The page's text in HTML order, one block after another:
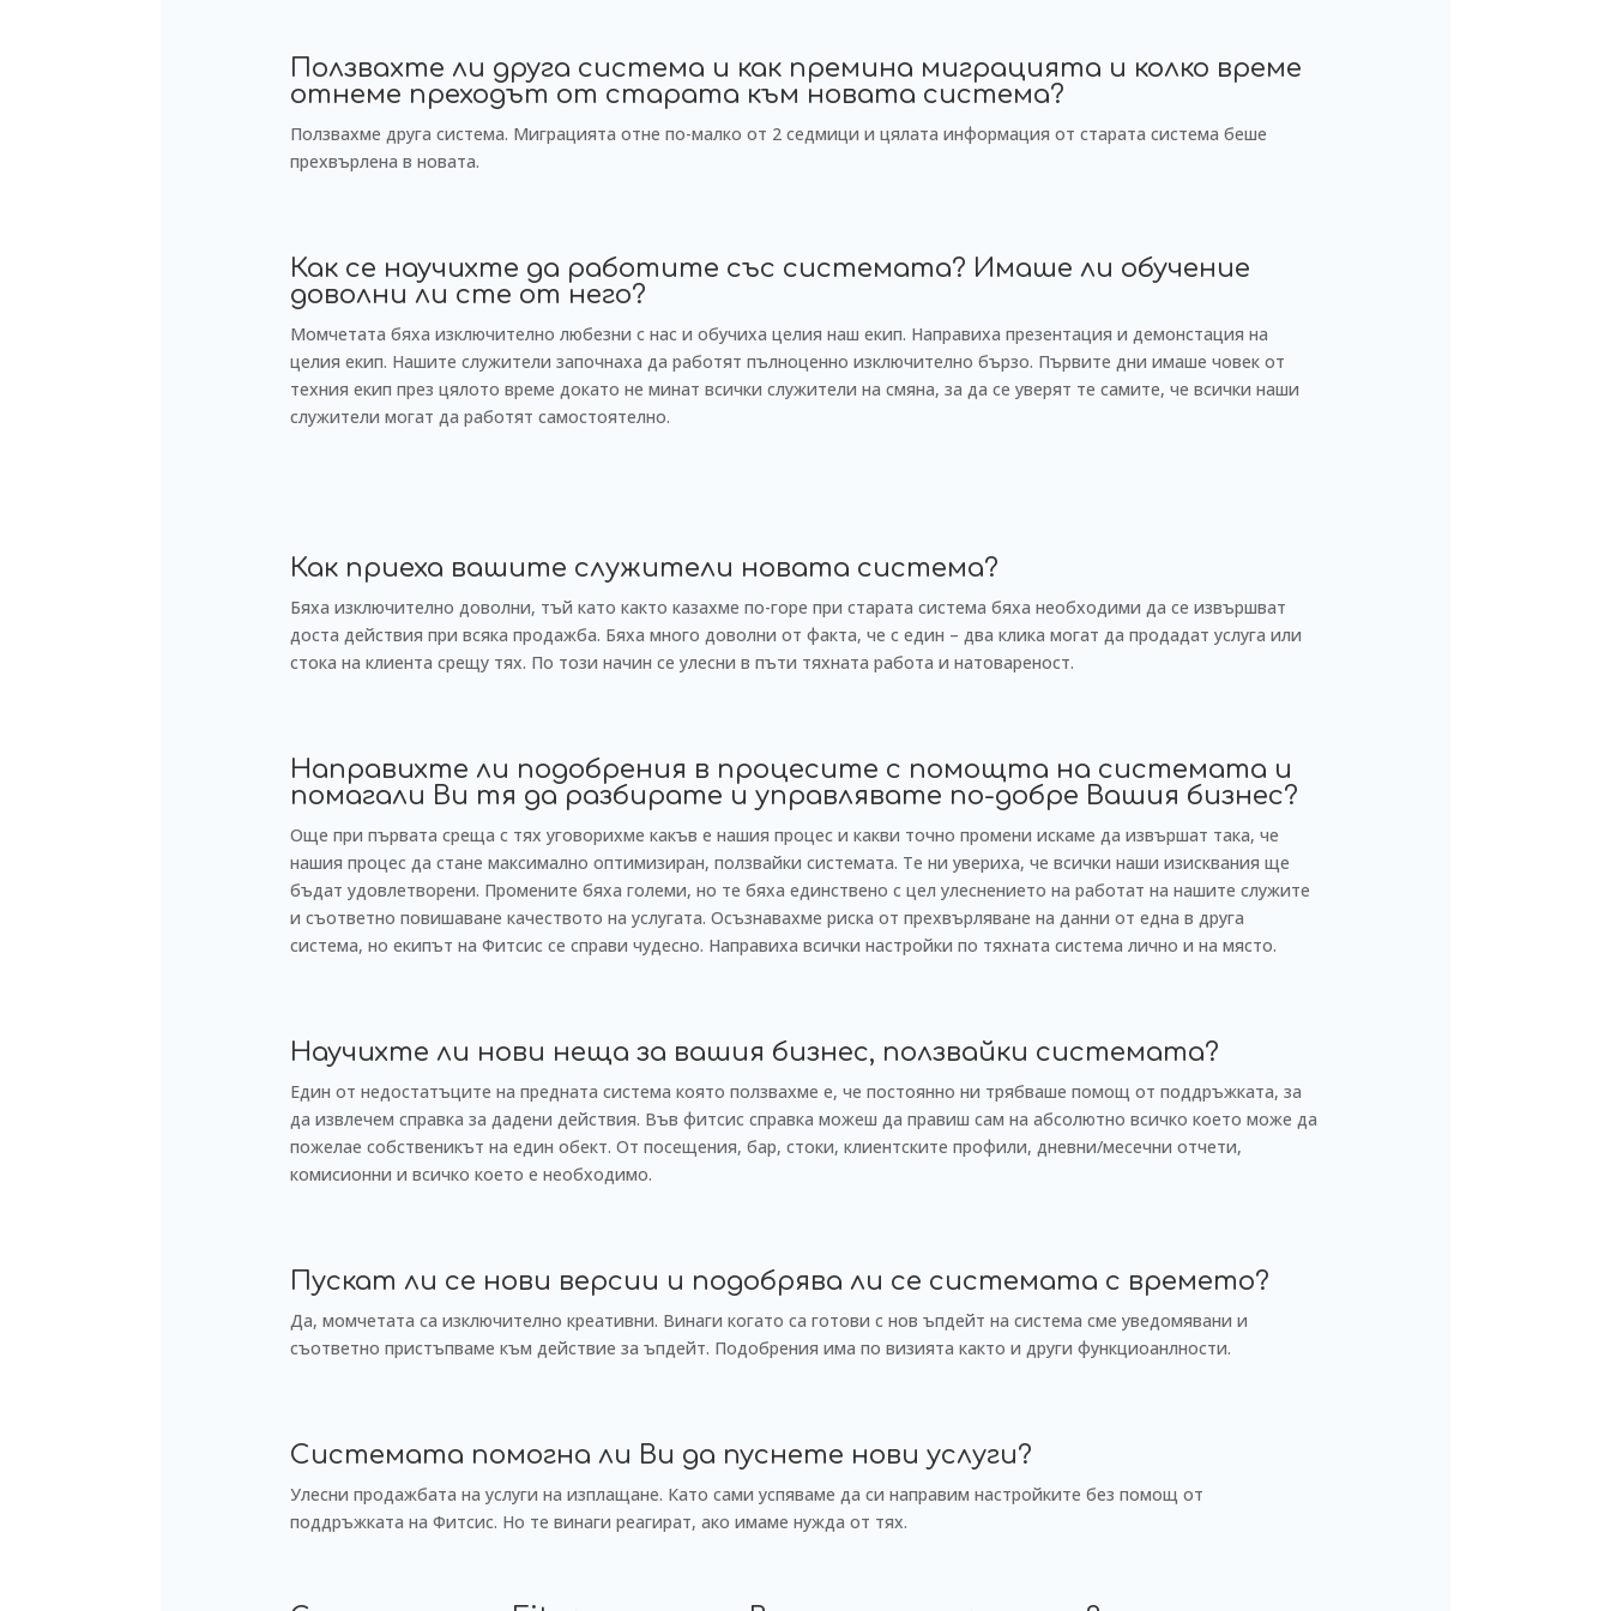
Ползвахте ли друга система и как премина миграцията и колко време
отнеме преходът от старата към новата система?
Ползвахме друга система. Миграцията отне по-малко от 2 седмици и цялата информация от старата система беше
прехвърлена в новата.
Как се научихте да работите със системата? Имаше ли обучение
доволни ли сте от него?
Момчетата бяха изключително любезни с нас и обучиха целия наш екип. Направиха презентация и демонстация на
целия екип. Нашите служители започнаха да работят пълноценно изключително бързо. Първите дни имаше човек от
техния екип през цялото време докато не минат всички служители на смяна, за да се уверят те самите, че всички наши
служители могат да работят самостоятелно.
Как приеха вашите служители новата система?
Бяха изключително доволни, тъй като както казахме по-горе при старата система бяха необходими да се извършват
доста действия при всяка продажба. Бяха много доволни от факта, че с един – два клика могат да продадат услуга или
стока на клиента срещу тях. По този начин се улесни в пъти тяхната работа и натовареност.
Направихте ли подобрения в процесите с помощта на системата и
помагали Ви тя да разбирате и управлявате по-добре Вашия бизнес?
Още при първата среща с тях уговорихме какъв е нашия процес и какви точно промени искаме да извършат така, че
нашия процес да стане максимално оптимизиран, ползвайки системата. Те ни увериха, че всички наши изисквания ще
бъдат удовлетворени. Промените бяха големи, но те бяха единствено с цел улеснението на работат на нашите служите
и съответно повишаване качеството на услугата. Осъзнавахме риска от прехвърляване на данни от една в друга
система, но екипът на Фитсис се справи чудесно. Направиха всички настройки по тяхната система лично и на място.
Научихте ли нови неща за вашия бизнес, ползвайки системата?
Един от недостатъците на предната система която ползвахме е, че постоянно ни трябваше помощ от поддръжката, за
да извлечем справка за дадени действия. Във фитсис справка можеш да правиш сам на абсолютно всичко което може да
пожелае собственикът на един обект. От посещения, бар, стоки, клиентските профили, дневни/месечни отчети,
комисионни и всичко което е необходимо.
Пускат ли се нови версии и подобрява ли се системата с времето?
Да, момчетата са изключително креативни. Винаги когато са готови с нов ъпдейт на система сме уведомявани и
съответно пристъпваме към действие за ъпдейт. Подобрения има по визията както и други функциоанлности.
Системата помогна ли Ви да пуснете нови услуги?
Улесни продажбата на услуги на изплащане. Като сами успяваме да си направим настройките без помощ от
поддръжката на Фитсис. Но те винаги реагират, ако имаме нужда от тях.